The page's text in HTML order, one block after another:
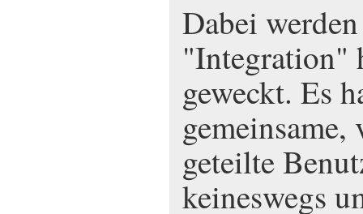
Dabei
"Integration"
geweckt. Es
gemeinsame,
geteilte
keineswegs